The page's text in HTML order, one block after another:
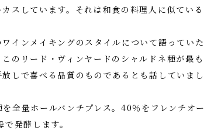
スしています。それは和食の料理人に似ている
インメイキングのスタイルについて語っていた
のリード・ヴィンヤードのシャルドネ種が最も
しで喜べる品質のものであるとも話していまし
全量ホールバンチプレス。40％をフレンチオー
発酵します。